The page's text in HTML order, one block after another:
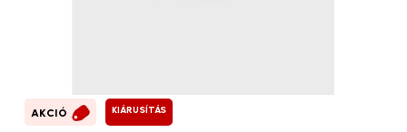
AKCIÓ KIÁRUSÍTÁS